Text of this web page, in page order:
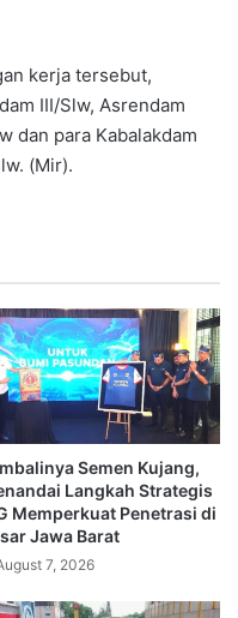
kerja tersebut,
III/Slw, Asrendam
dan para Kabalakdam
(Mir).
Semen Kujang,
Langkah Strategis
Memperkuat Penetrasi di
Jawa Barat
7, 2026